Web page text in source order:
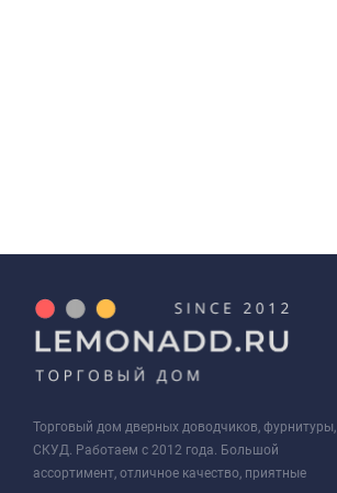
Торговый дом дверных доводчиков, фурнитуры,
СКУД. Работаем с 2012 года. Большой
ассортимент, отличное качество, приятные